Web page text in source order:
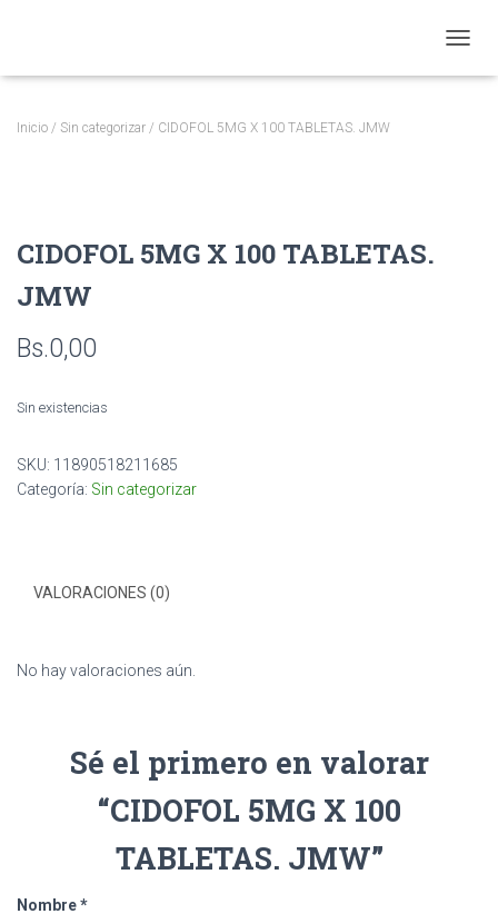
Inicio / Sin categorizar / CIDOFOL 5MG X 100 TABLETAS. JMW
CIDOFOL 5MG X 100 TABLETAS.
JMW
Bs.0,00
Sin existencias
SKU: 11890518211685
Categoría: Sin categorizar
VALORACIONES (0)
No hay valoraciones aún.
Sé el primero en valorar
“CIDOFOL 5MG X 100
TABLETAS. JMW”
Nombre*